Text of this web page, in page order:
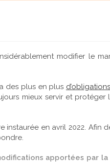
modifier le
des plus en plus
mieux servir et
en avril 2022. Afin
apportées par